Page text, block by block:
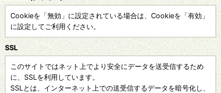
Cookieを「無効」に設定されている場合は、Cookieを「有効」
に設定してご利用ください。
SSL
このサイトではネット上でより安全にデータを送受信するため
に、SSLを利用しています。
SSLとは、インターネット上での送受信するデータを暗号化し、